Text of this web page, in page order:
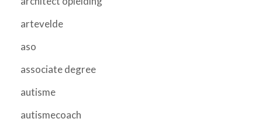
artevelde
aso
associate degree
autisme
autismecoach